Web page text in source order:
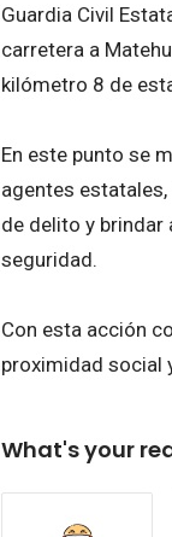
Guardia Civil
carretera a
kilómetro 8 de
En este punto se
agentes
de delito y brindar
seguridad.
Con esta acción
proximidad social
What's your